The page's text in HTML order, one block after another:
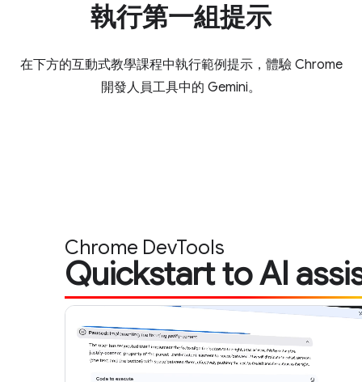
執行第一組提示
在下方的互動式教學課程中執行範例提示，體驗 Chrome
開發人員工具中的 Gemini。